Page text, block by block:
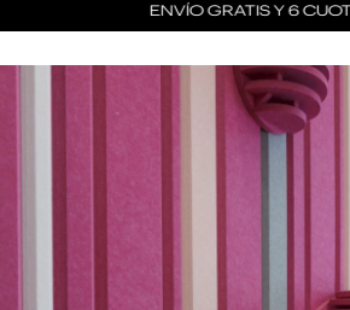
ENVÍO GRATIS Y 6 CUOTAS